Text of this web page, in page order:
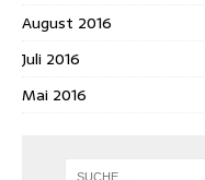
August 2016
Juli 2016
Mai 2016